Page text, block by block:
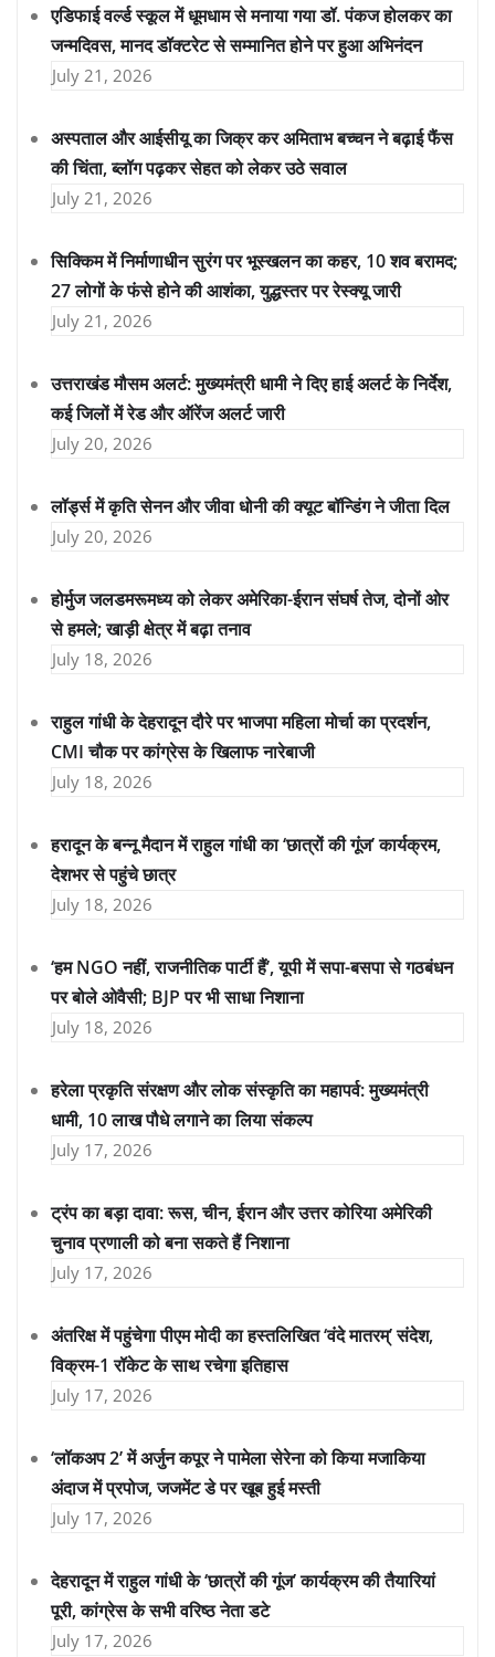
एडिफाई वर्ल्ड स्कूल में धूमधाम से मनाया गया डॉ. पंकज होलकर का
जन्मदिवस, मानद डॉक्टरेट से सम्मानित होने पर हुआ अभिनंदन
July 21, 2026
अस्पताल और आईसीयू का जिक्र कर अमिताभ बच्चन ने बढ़ाई फैंस
की चिंता, ब्लॉग पढ़कर सेहत को लेकर उठे सवाल
July 21, 2026
सिक्किम में निर्माणाधीन सुरंग पर भूस्खलन का कहर, 10 शव बरामद;
27 लोगों के फंसे होने की आशंका, युद्धस्तर पर रेस्क्यू जारी
July 21, 2026
उत्तराखंड मौसम अलर्ट: मुख्यमंत्री धामी ने दिए हाई अलर्ट के निर्देश,
कई जिलों में रेड और ऑरेंज अलर्ट जारी
July 20, 2026
लॉर्ड्स में कृति सेनन और जीवा धोनी की क्यूट बॉन्डिंग ने जीता दिल
July 20, 2026
होर्मुज जलडमरूमध्य को लेकर अमेरिका-ईरान संघर्ष तेज, दोनों ओर
से हमले; खाड़ी क्षेत्र में बढ़ा तनाव
July 18, 2026
राहुल गांधी के देहरादून दौरे पर भाजपा महिला मोर्चा का प्रदर्शन,
CMI चौक पर कांग्रेस के खिलाफ नारेबाजी
July 18, 2026
हरादून के बन्नू मैदान में राहुल गांधी का ‘छात्रों की गूंज’ कार्यक्रम,
देशभर से पहुंचे छात्र
July 18, 2026
‘हम NGO नहीं, राजनीतिक पार्टी हैं’, यूपी में सपा-बसपा से गठबंधन
पर बोले ओवैसी; BJP पर भी साधा निशाना
July 18, 2026
हरेला प्रकृति संरक्षण और लोक संस्कृति का महापर्व: मुख्यमंत्री
धामी, 10 लाख पौधे लगाने का लिया संकल्प
July 17, 2026
ट्रंप का बड़ा दावा: रूस, चीन, ईरान और उत्तर कोरिया अमेरिकी
चुनाव प्रणाली को बना सकते हैं निशाना
July 17, 2026
अंतरिक्ष में पहुंचेगा पीएम मोदी का हस्तलिखित ‘वंदे मातरम्’ संदेश,
विक्रम-1 रॉकेट के साथ रचेगा इतिहास
July 17, 2026
‘लॉकअप 2’ में अर्जुन कपूर ने पामेला सेरेना को किया मजाकिया
अंदाज में प्रपोज, जजमेंट डे पर खूब हुई मस्ती
July 17, 2026
देहरादून में राहुल गांधी के ‘छात्रों की गूंज’ कार्यक्रम की तैयारियां
पूरी, कांग्रेस के सभी वरिष्ठ नेता डटे
July 17, 2026